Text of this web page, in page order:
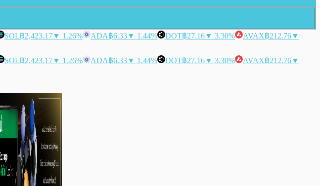
SOL฿2,423.17▼ 1.26% ADA฿6.33▼ 1.44% DOT฿27.16▼ 3.30% AVAX฿212.76▼
SOL฿2,423.17▼ 1.26% ADA฿6.33▼ 1.44% DOT฿27.16▼ 3.30% AVAX฿212.76▼